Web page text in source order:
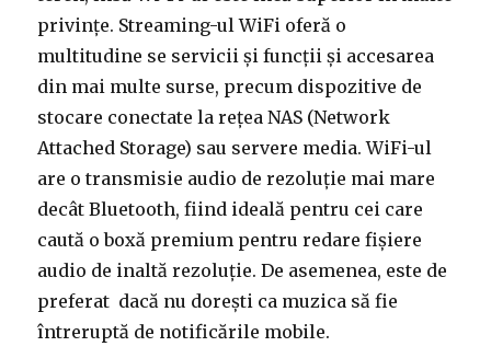
privințe. Streaming-ul WiFi oferă o
multitudine se servicii și funcții și accesarea
din mai multe surse, precum dispozitive de
stocare conectate la rețea NAS (Network
Attached Storage) sau servere media. WiFi-ul
are o transmisie audio de rezoluție mai mare
decât Bluetooth, fiind ideală pentru cei care
caută o boxă premium pentru redare fișiere
audio de inaltă rezoluție. De asemenea, este de
preferat dacă nu dorești ca muzica să fie
întreruptă de notificările mobile.